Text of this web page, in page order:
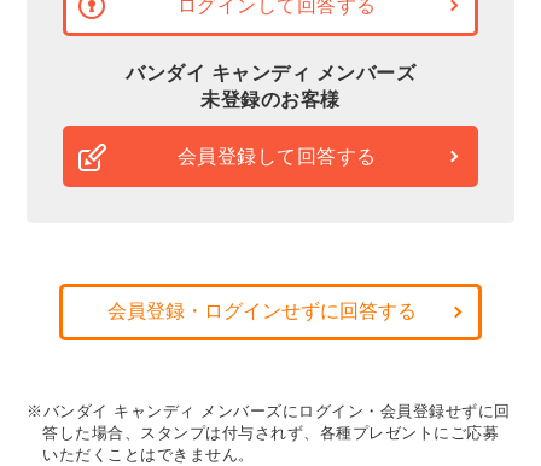
ログインして回答する
バンダイ キャンディ メンバーズ
未登録のお客様
会員登録して回答する
会員登録・ログインせずに回答する
※バンダイ キャンディ メンバーズにログイン・会員登録せずに回
答した場合、スタンプは付与されず、各種プレゼントにご応募
いただくことはできません。